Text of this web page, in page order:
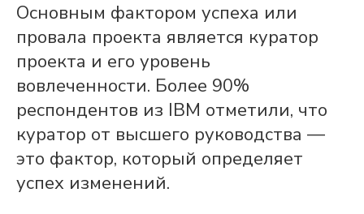
Основным фактором успеха или
провала проекта является куратор
проекта и его уровень
вовлеченности. Более 90%
респондентов из IBM отметили, что
куратор от высшего руководства —
это фактор, который определяет
успех изменений.